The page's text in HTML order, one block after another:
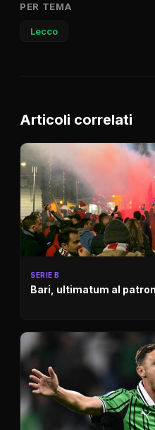
PER TEMA
Lecco
Articoli correlati
SERIE B
Bari, ultimatum al